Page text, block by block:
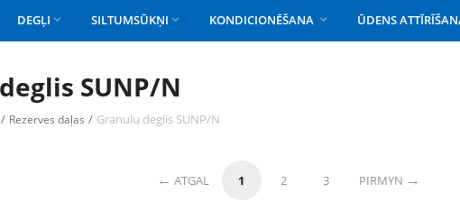
DEGĻI  SILTUMSŪKŅI  KONDICIONĒŠANA  ŪDENS
SUNP/N
/ Rezerves daļas / Granulu deglis SUNP/N
ATGAL 1 2 3 PIRMYN